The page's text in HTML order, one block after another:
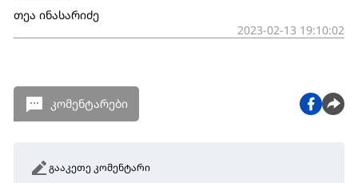
თეა ინასარიძე
2023-02-13 19:10:02
კომენტარები
გააკეთე კომენტარი